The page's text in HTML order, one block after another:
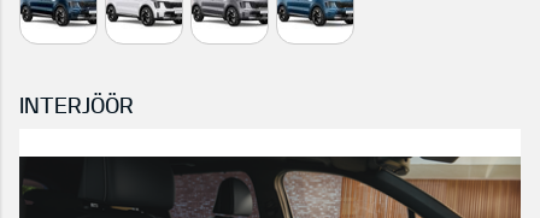
INTERJÖÖR